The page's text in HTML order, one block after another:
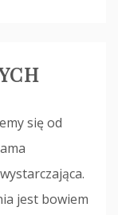
się od
jest bowiem